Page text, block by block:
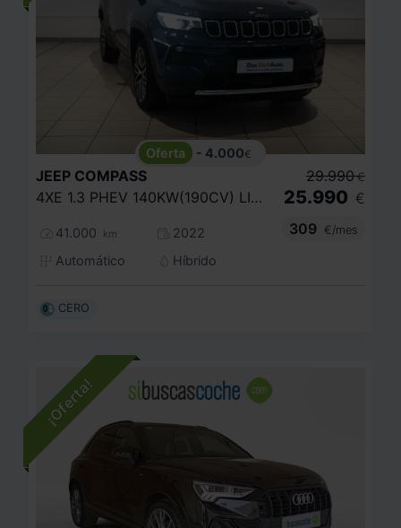
- 4.000€
JEEP COMPASS
4XE 1.3 PHEV 140KW(190CV) LIMITED AT AWD
41.000 km
2022
Automático
Híbrido
29.990 €
25.990 €
309
€/mes
CERO